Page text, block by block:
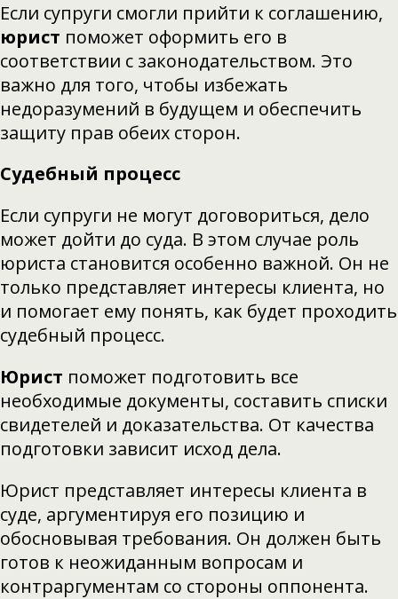
Если супруги смогли прийти к соглашению,
юрист поможет оформить его в
соответствии с законодательством. Это
важно для того, чтобы избежать
недоразумений в будущем и обеспечить
защиту прав обеих сторон.
Судебный процесс
Если супруги не могут договориться, дело
может дойти до суда. В этом случае роль
юриста становится особенно важной. Он не
только представляет интересы клиента, но
и помогает ему понять, как будет проходить
судебный процесс.
Юрист поможет подготовить все
необходимые документы, составить списки
свидетелей и доказательства. От качества
подготовки зависит исход дела.
Юрист представляет интересы клиента в
суде, аргументируя его позицию и
обосновывая требования. Он должен быть
готов к неожиданным вопросам и
контраргументам со стороны оппонента.